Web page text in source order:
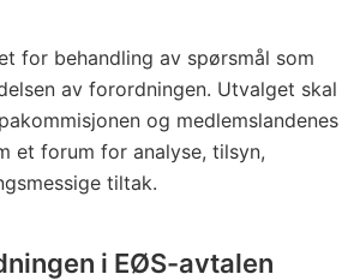
for behandling av spørsmål som
av forordningen. Utvalget skal
og medlemslandenes
et forum for analyse, tilsyn,
tiltak.
i EØS-avtalen